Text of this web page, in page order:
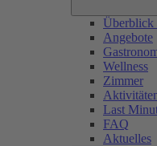
Überblick
Angebote
Wellness
Zimmer
Last
FAQ
Aktuelles